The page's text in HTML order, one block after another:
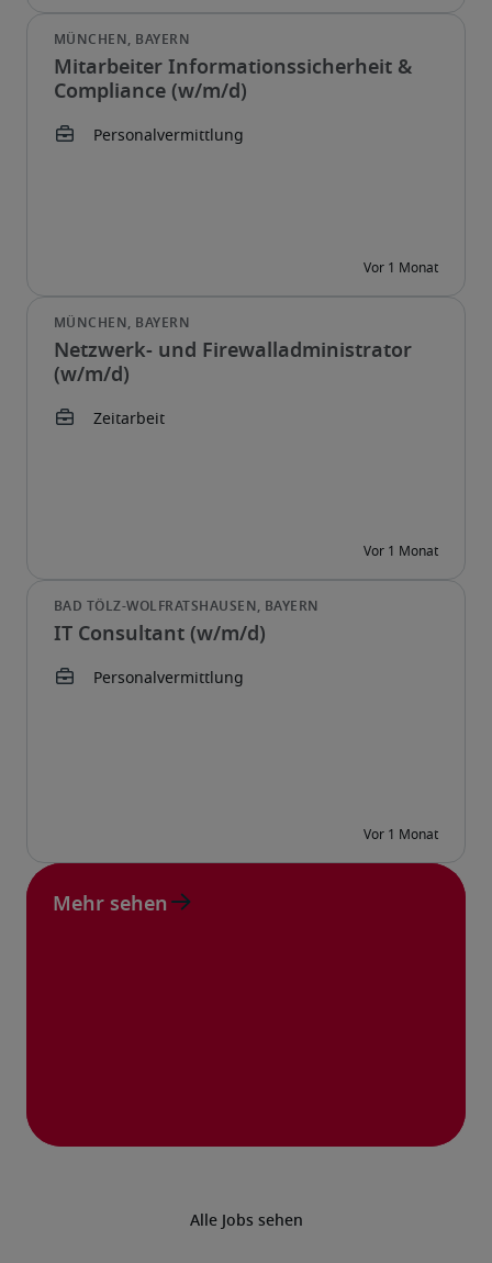
Alle Jobs sehen
Mitarbeiter Informationssicherheit &
Compliance (w/m/d)
Netzwerk- und Firewalladministrator
(w/m/d)
IT Consultant (w/m/d)
Mehr sehen